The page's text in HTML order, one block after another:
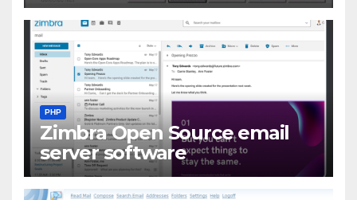
PHP
Zimbra Open Source email
server software